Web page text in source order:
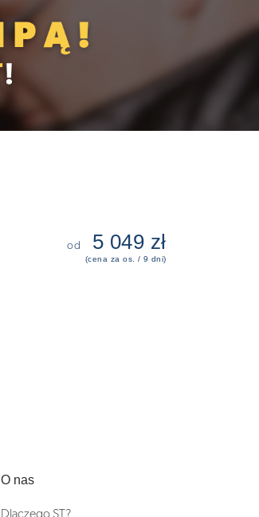
od 5 049 zł
(cena za os. / 9 dni)
O nas
Dlaczego ST?